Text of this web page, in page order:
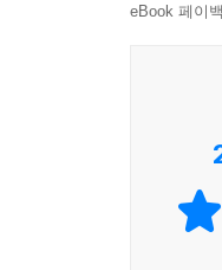
eBook 페이